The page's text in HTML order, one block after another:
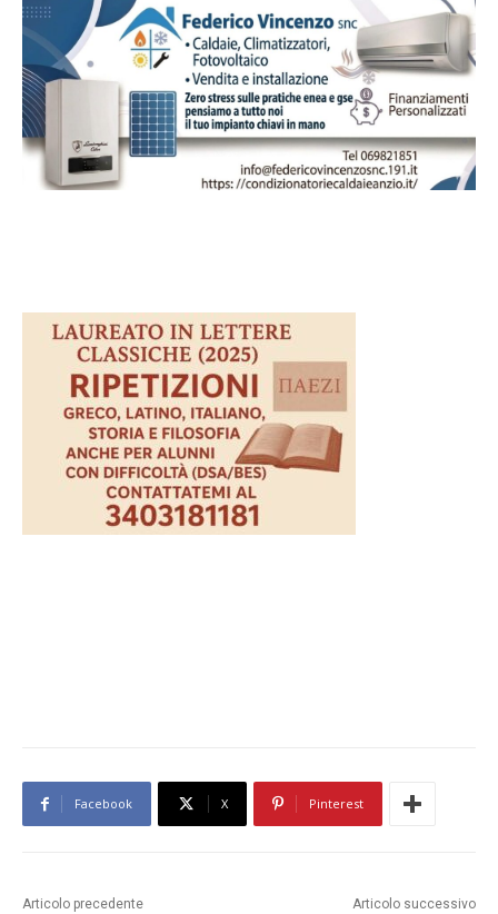
Facebook X Pinterest
Articolo precedente Articolo successivo